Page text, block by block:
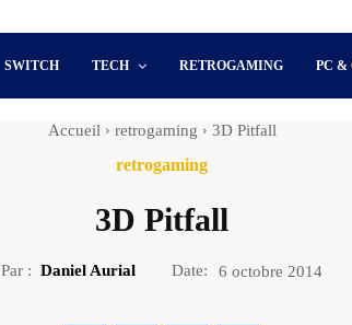
SWITCH TECH RETROGAMING PC &
Accueil retrogaming 3D Pitfall
retrogaming
3D Pitfall
Par : Daniel Aurial Date: 6 octobre 2014